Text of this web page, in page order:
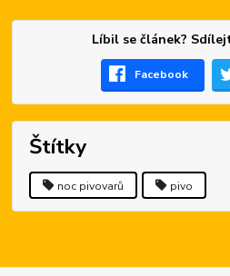
Líbil se článek?
Facebook
Štítky
noc pivovarů pivo